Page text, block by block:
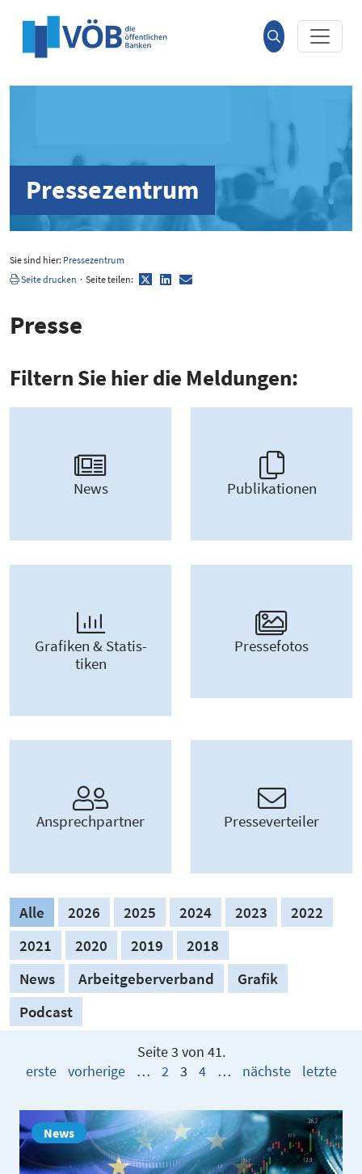
Suche
öffnen
Pressezentrum
Sie sind hier: Pressezentrum
Seite drucken · Seite teilen: TwitterLinkedIn
E-
Mail
Presse
Filtern Sie hier die Meldungen:
News Publi­ka­tionen
Grafiken & Statis­
tiken
Presse­fotos
Ansprech­partner Presse­ver­teiler
Alle 2026 2025 2024 2023
2022
2021
2020 2019
2018
News
Arbeitgeberverband
Grafik
Podcast
Seite 3 von 41.
erste
vorherige … 2 3 4 … nächste letzte
News